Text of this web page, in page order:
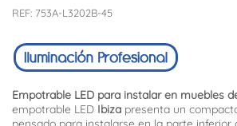
REF: 753A-L3202B-45
Empotrable LED para instalar en muebles
empotrable LED Ibiza presenta un